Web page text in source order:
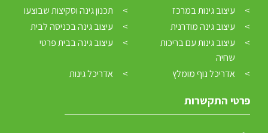
ולא להעביר אותה לאיזה גנן מתחיל או שיפתור אותה בדרך שמזלזלת בגינה. זה
עיצוב גינות במרכז
תכנון גינה וסקיצות שבוצעו
עיצוב גינה מודרנית
עיצוב גינה בכניסה לבית
עיצוב גינות עם בריכות
שחיה
עיצוב גינה בבית פרטי
אדריכל נוף מומלץ אדריכל גינות
פרטי התקשרות